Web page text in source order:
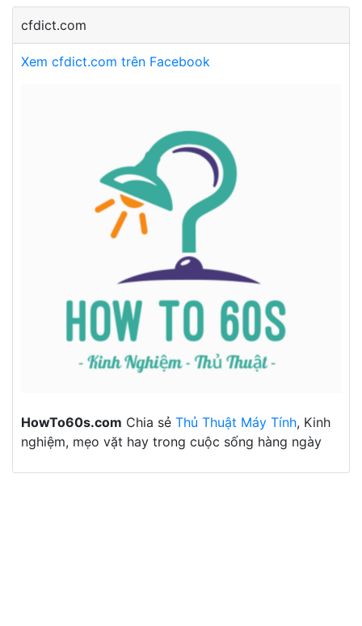
cfdict.com
Xem cfdict.com trên Facebook
HowTo60s.com Chia sẻ Thủ Thuật Máy Tính, Kinh
nghiệm, mẹo vặt hay trong cuộc sống hàng ngày